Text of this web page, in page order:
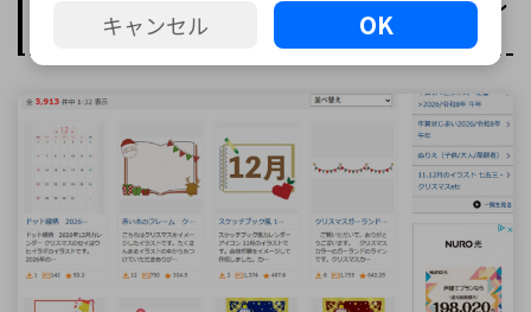
ートが豊富キャンセル OK